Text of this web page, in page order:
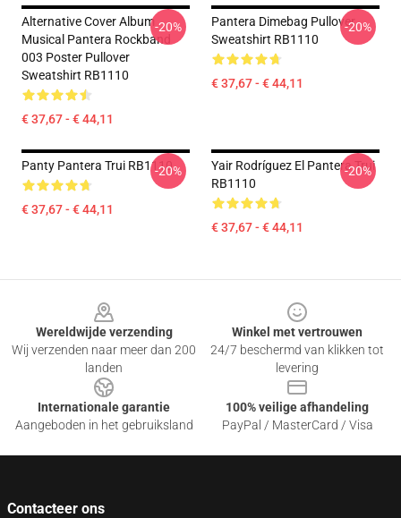
Alternative Cover Album
Musical Pantera Rockband
003 Poster Pullover
Sweatshirt RB1110
€ 37,67 - € 44,11
-20%
Pantera Dimebag Pullover
Sweatshirt RB1110
€ 37,67 - € 44,11
-20%
Panty Pantera Trui RB1110
€ 37,67 - € 44,11
-20%
Yair Rodríguez El Pantera Trui
RB1110
€ 37,67 - € 44,11
-20%
Wereldwijde verzending
Wij verzenden naar meer dan 200
landen
Winkel met vertrouwen
24/7 beschermd van klikken tot
levering
Internationale garantie
Aangeboden in het gebruiksland
100% veilige afhandeling
PayPal / MasterCard / Visa
Contacteer ons